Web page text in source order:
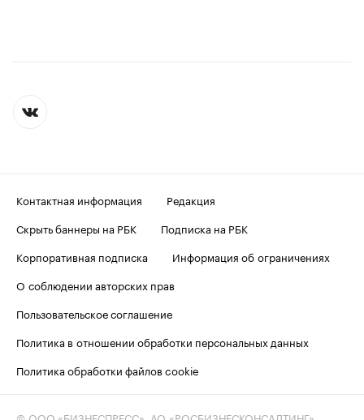
Контактная информация
Редакция
Скрыть баннеры на РБК
Подписка на РБК
Корпоративная подписка
Информация об ограничениях
О соблюдении авторских прав
Пользовательское соглашение
Политика в отношении обработки персональных данных
Политика обработки файлов cookie